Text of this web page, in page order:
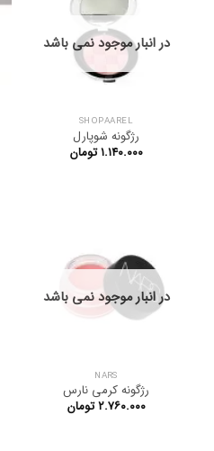
در انبار موجود نمی باشد
SHOPAAREL
رژگونه شوپارل
۱.۱۴۰.۰۰۰ تومان
در انبار موجود نمی باشد
NARS
رژگونه کرمی نارس
۲.۷۶۰.۰۰۰ تومان